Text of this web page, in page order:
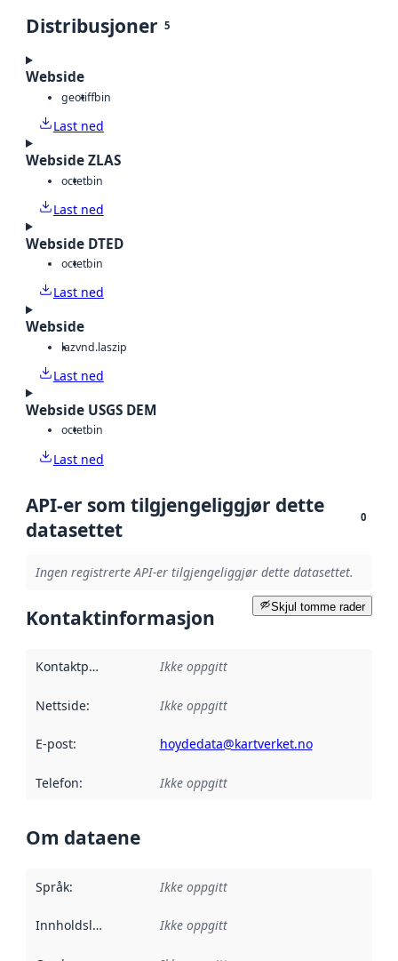
Distribusjoner 5
Webside
geotiffbin
Last ned
Webside ZLAS
octetbin
Last ned
Webside DTED
octetbin
Last ned
Webside
lazvnd.laszip
Last ned
Webside USGS DEM
octetbin
Last ned
API-er som tilgjengeliggjør dette
datasettet
0
Ingen registrerte API-er tilgjengeliggjør dette datasettet.
Skjul tomme rader
Kontaktinformasjon
Kontaktpunkt Ikke oppgitt
Nettside: Ikke oppgitt
E-post: hoydedata@kartverket.no
Telefon: Ikke oppgitt
Om dataene
Språk: Ikke oppgitt
Innholdsleverandører :
Ikke oppgitt